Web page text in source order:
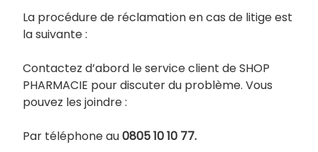
La procédure de réclamation en cas de litige est
la suivante :
Contactez d’abord le service client de SHOP
PHARMACIE pour discuter du problème. Vous
pouvez les joindre :
Par téléphone au0805 10 10 77.